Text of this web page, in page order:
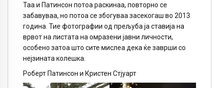
Таа и Патинсон потоа раскинаа, повторно се
забавуваа, но потоа се збогуваа засекогаш во 2013
година. Тие фотографии од прељуба ја ставија на
врвот на листата на омразени јавни личности,
особено затоа што сите мислеа дека ќе заврши со
нејзината колешка.
Роберт Патинсон и Кристен Стјуарт